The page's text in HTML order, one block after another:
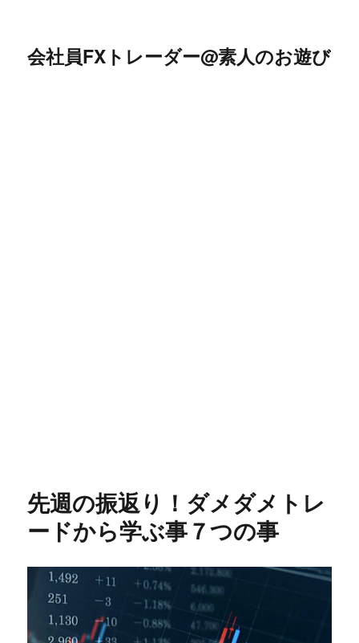
会社員FXトレーダー@素人のお遊び
先週の振返り！ダメダメトレ
ードから学ぶ事７つの事